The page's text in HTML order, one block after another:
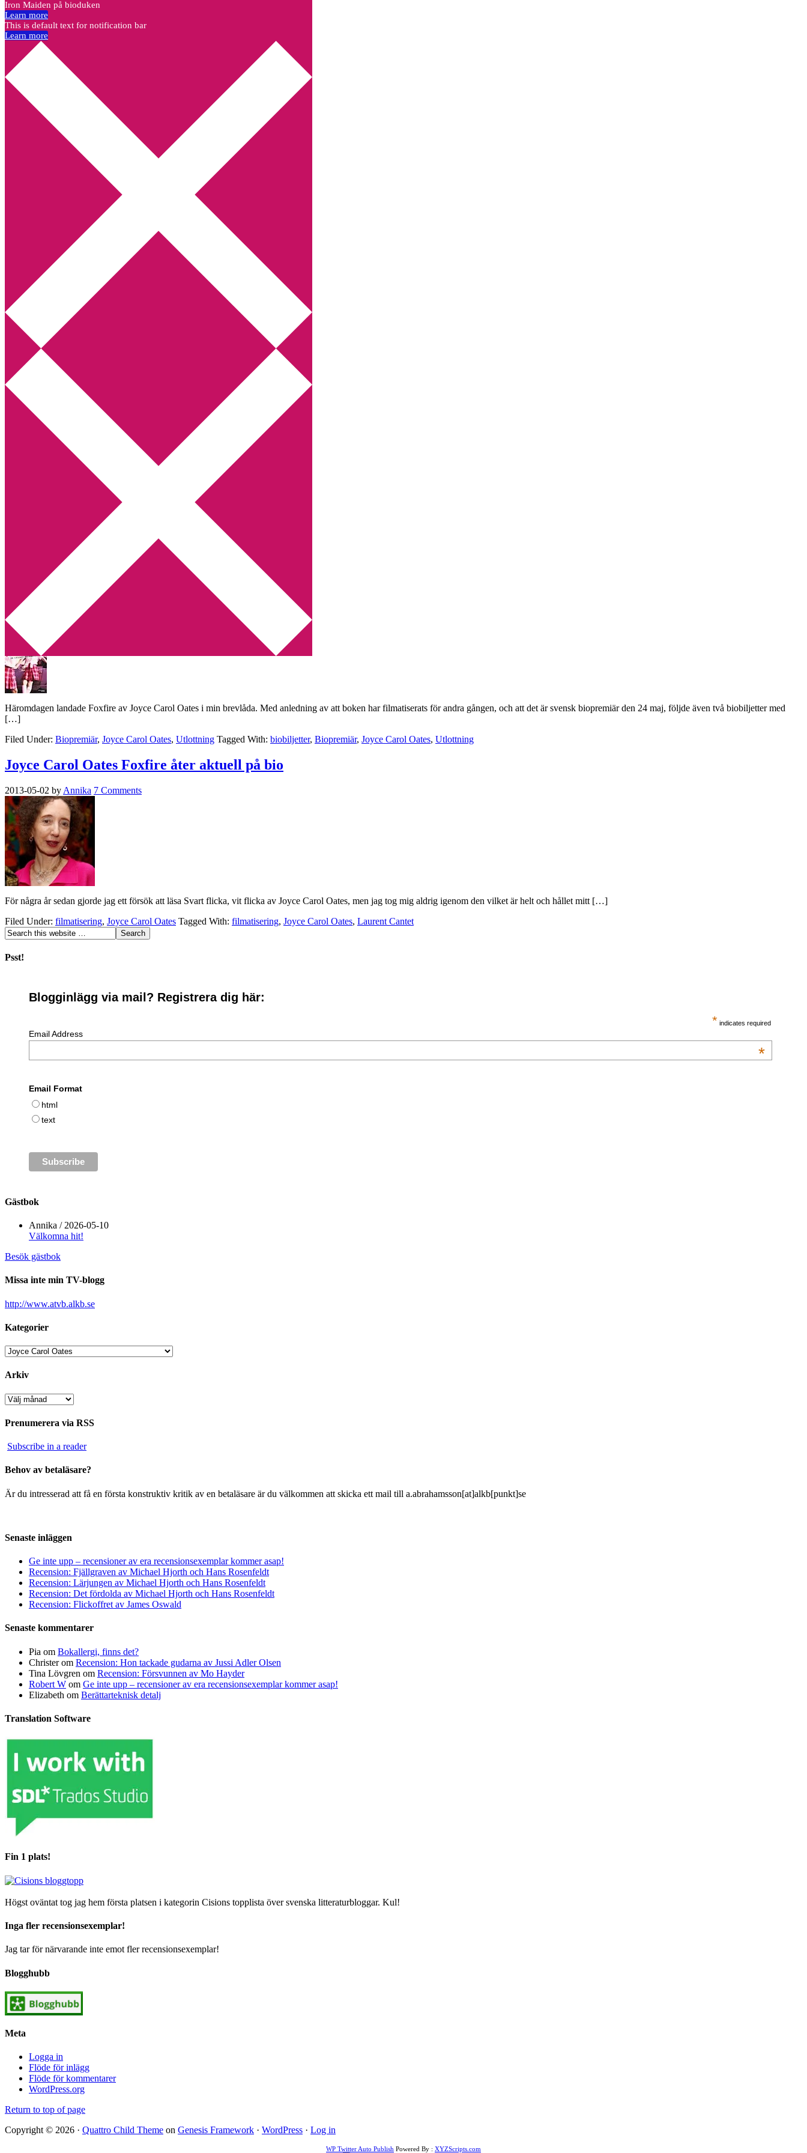
Annikas litteratur- och kulturblogg
Deckare, kriminalromaner, thrillers
Hem
Boktolva
Författarfemman
Kontakt
Webbshop Amazon
Utskriftscentralen
Min tv-blogg
You are here:Home Archives for Joyce Carol Oates
Utlottning: två stycken biobiljetter till Foxfire
2013-05-11 Annika
Häromdagen landade Foxfire av Joyce Carol Oates i min brevlåda. Med anledning av att boken har filmatiserats för andra gången, och att det är svensk biopremiär den 24 maj, följde även två biobiljetter med
[…]
Filed Under: Biopremiär, Joyce Carol Oates, Utlottning Tagged With: biobiljetter, Biopremiär, Joyce Carol Oates, Utlottning
Joyce Carol Oates Foxfire åter aktuell på bio
2013-05-02 by Annika 7 Comments
För några år sedan gjorde jag ett försök att läsa Svart flicka, vit flicka av Joyce Carol Oates, men jag tog mig aldrig igenom den vilket är helt och hållet mitt […]
Filed Under: filmatisering, Joyce Carol Oates Tagged With: filmatisering, Joyce Carol Oates, Laurent Cantet
Psst!
Blogginlägg via mail? Registrera dig här:
* indicates required
Email Address
*
Email Format
html
text
Gästbok
Annika / 2026-05-10
Välkomna hit!
Besök gästbok
Missa inte min TV-blogg
http://www.atvb.alkb.se
Kategorier
Kategorier
Arkiv
Arkiv
Prenumerera via RSS
Subscribe in a reader
Behov av betaläsare?
Är du intresserad att få en första konstruktiv kritik av en betaläsare är du välkommen att skicka ett mail till a.abrahamsson[at]alkb[punkt]se
Senaste inläggen
Ge inte upp – recensioner av era recensionsexemplar kommer asap!
Recension: Fjällgraven av Michael Hjorth och Hans Rosenfeldt
Recension: Lärjungen av Michael Hjorth och Hans Rosenfeldt
Recension: Det fördolda av Michael Hjorth och Hans Rosenfeldt
Recension: Flickoffret av James Oswald
Senaste kommentarer
Pia om Bokallergi, finns det?
Christerom Recension: Hon tackade gudarna av Jussi Adler Olsen
Tina Lövgren om Recension: Försvunnen av Mo Hayder
Robert W om Ge inte upp – recensioner av era recensionsexemplar kommer asap!
Elizabeth om Berättarteknisk detalj
Translation Software
Fin 1 plats!
Högst oväntat tog jag hem första platsen i kategorin Cisions topplista över svenska litteraturbloggar. Kul!
Inga fler recensionsexemplar!
Jag tar för närvarande inte emot fler recensionsexemplar!
Blogghubb
Meta
Logga in
Flöde för inlägg
Flöde för kommentarer
WordPress.org
Return to top of page
Copyright © 2026 · Quattro Child Theme on Genesis Framework · WordPress · Log in
WP Twitter Auto Publish Powered By : XYZScripts.com
Iron Maiden på bioduken
Learn more
This is default text for notification bar
Learn more